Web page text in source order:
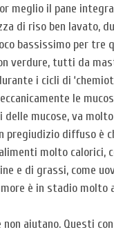
meglio il pane
di riso ben lavato,
bassissimo per tre
verdure, tutti da
i cicli di
le
mucose, va
diffuso è
molto calorici,
e di grassi, come
è in stadio
aiutano. Questi